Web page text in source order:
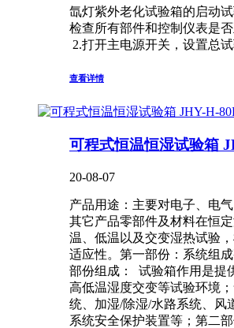
氙灯紫外老化试验箱的启
检查所有部件和控制
2.打开主电源开关，设置总
查看详情
可程式恒温恒湿试验箱
20-08-07
产品用途：主要对电子、电
其它产品零部件及材料在恒
温、低温以及交变湿热试验
适应性。第一部份：系统组
部份组成： 试验箱作用是提
高低温湿度交变等试验环境
统、加湿/除湿/水路系统、风
系统安全保护装置等；第二部